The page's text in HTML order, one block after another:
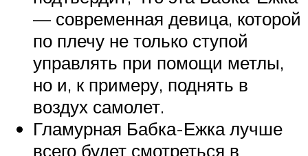
— современная девица, которой
по плечу не только ступой
управлять при помощи метлы,
но и, к примеру, поднять в
воздух самолет.
Гламурная Бабка-Ежка лучше
всего будет смотреться в